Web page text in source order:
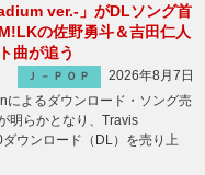
ver.-」がDLソング首
の佐野勇斗＆吉田仁人
曲が追う
Ｊ－ＰＯＰ
2026年8月7日
によるダウンロード・ソング売
明らかとなり、Travis
ウンロード（DL）を売り上